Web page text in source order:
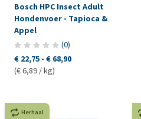
Bosch HPC Insect Adult
Hondenvoer - Tapioca &
Appel
(0)
€ 22,75 - € 68,90
(€ 6,89 / kg)
Herhaal